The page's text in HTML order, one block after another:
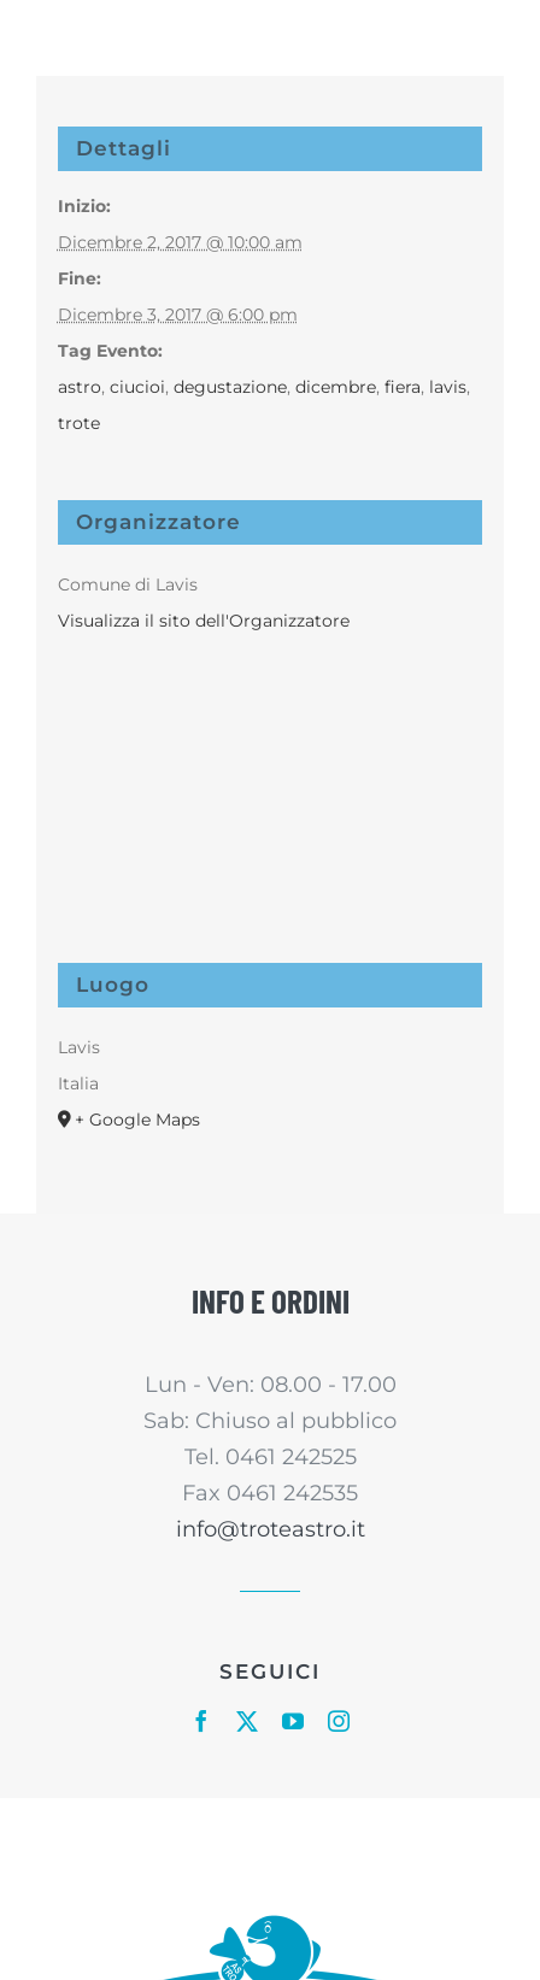
Dettagli
Inizio:
Dicembre 2, 2017 @ 10:00 am
Fine:
Dicembre 3, 2017 @ 6:00 pm
Tag Evento:
astro, ciucioi, degustazione, dicembre, fiera, lavis,
trote
Organizzatore
Comune di Lavis
Visualizza il sito dell'Organizzatore
Luogo
Lavis
Italia
+ Google Maps
INFO E ORDINI
Lun - Ven: 08.00 - 17.00
Sab: Chiuso al pubblico
Tel. 0461 242525
Fax 0461 242535
info@troteastro.it
SEGUICI